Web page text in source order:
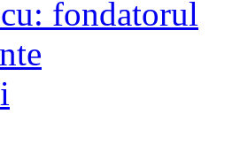
fondatorul